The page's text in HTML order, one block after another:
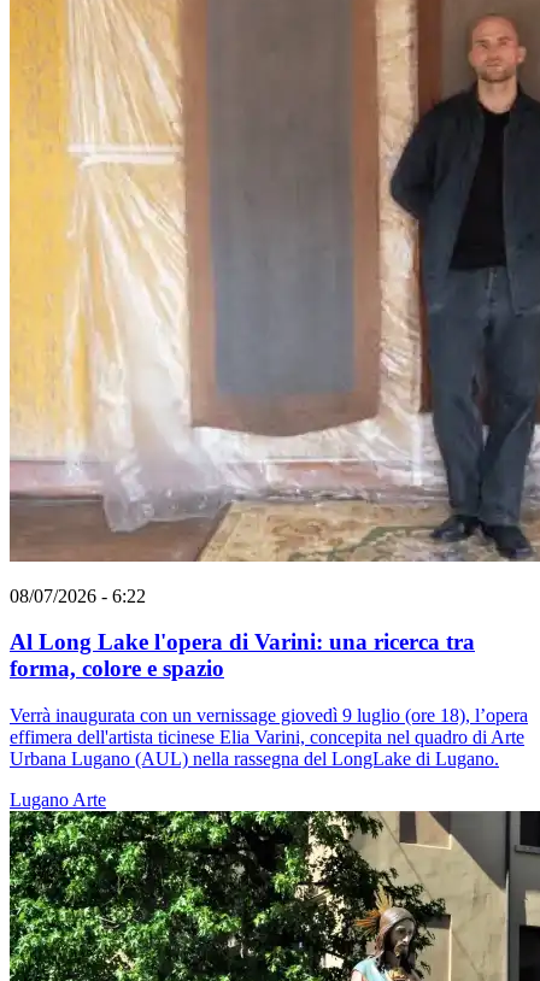
08/07/2026 - 6:22
Al Long Lake l'opera di Varini: una ricerca tra
forma, colore e spazio
Verrà inaugurata con un vernissage giovedì 9 luglio (ore 18), l’opera
effimera dell'artista ticinese Elia Varini, concepita nel quadro di Arte
Urbana Lugano (AUL) nella rassegna del LongLake di Lugano.
Lugano Arte